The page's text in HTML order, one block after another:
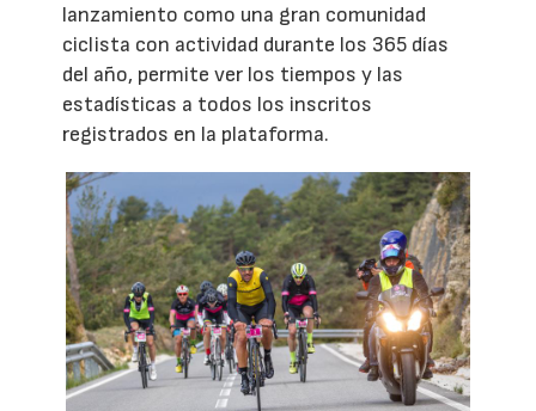
lanzamiento como una gran comunidad
ciclista con actividad durante los 365 días
del año, permite ver los tiempos y las
estadísticas a todos los inscritos
registrados en la plataforma.